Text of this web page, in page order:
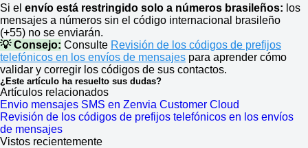
Si el envío está restringido solo a números brasileños: los
mensajes a números sin el código internacional brasileño
(+55) no se enviarán.
💡 Consejo: Consulte Revisión de los códigos de prefijos
telefónicos en los envíos de mensajes para aprender cómo
validar y corregir los códigos de sus contactos.
¿Este artículo ha resuelto sus dudas?
Artículos relacionados
Envio mensajes SMS en Zenvia Customer Cloud
Revisión de los códigos de prefijos telefónicos en los envíos
de mensajes
Vistos recientemente